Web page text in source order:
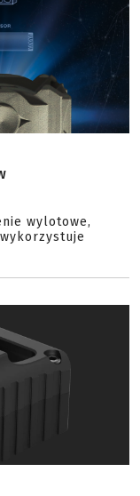
wylotowe,